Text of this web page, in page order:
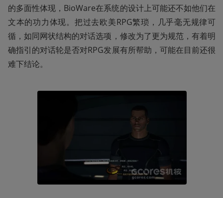
的多面性体现，BioWare在系统的设计上可能还不如他们在
文本的功力体现。把过去欧美RPG繁琐，几乎毫无规律可
循，如同网状结构的对话选项，修改为了更为规范，有着明
确指引的对话轮是否对RPG发展有所帮助，可能在目前还很
难下结论。